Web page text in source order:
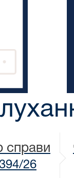
справи
26